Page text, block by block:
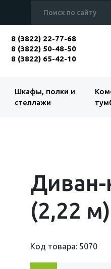
8 (3822) 22-77-68
8 (3822) 50-48-50
8 (3822) 65-42-10
Шкафы, полки и
стеллажи
Диван-
(2,22
Код товара: 5070